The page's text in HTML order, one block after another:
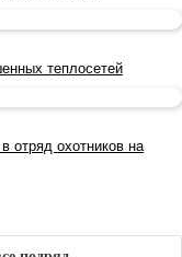
теплосетей
отряд охотников на